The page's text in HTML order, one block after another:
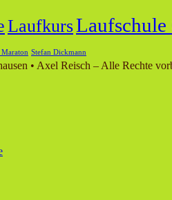
LaufkursLaufschule
Stefan Dickmann
• Axel Reisch – Alle Rechte